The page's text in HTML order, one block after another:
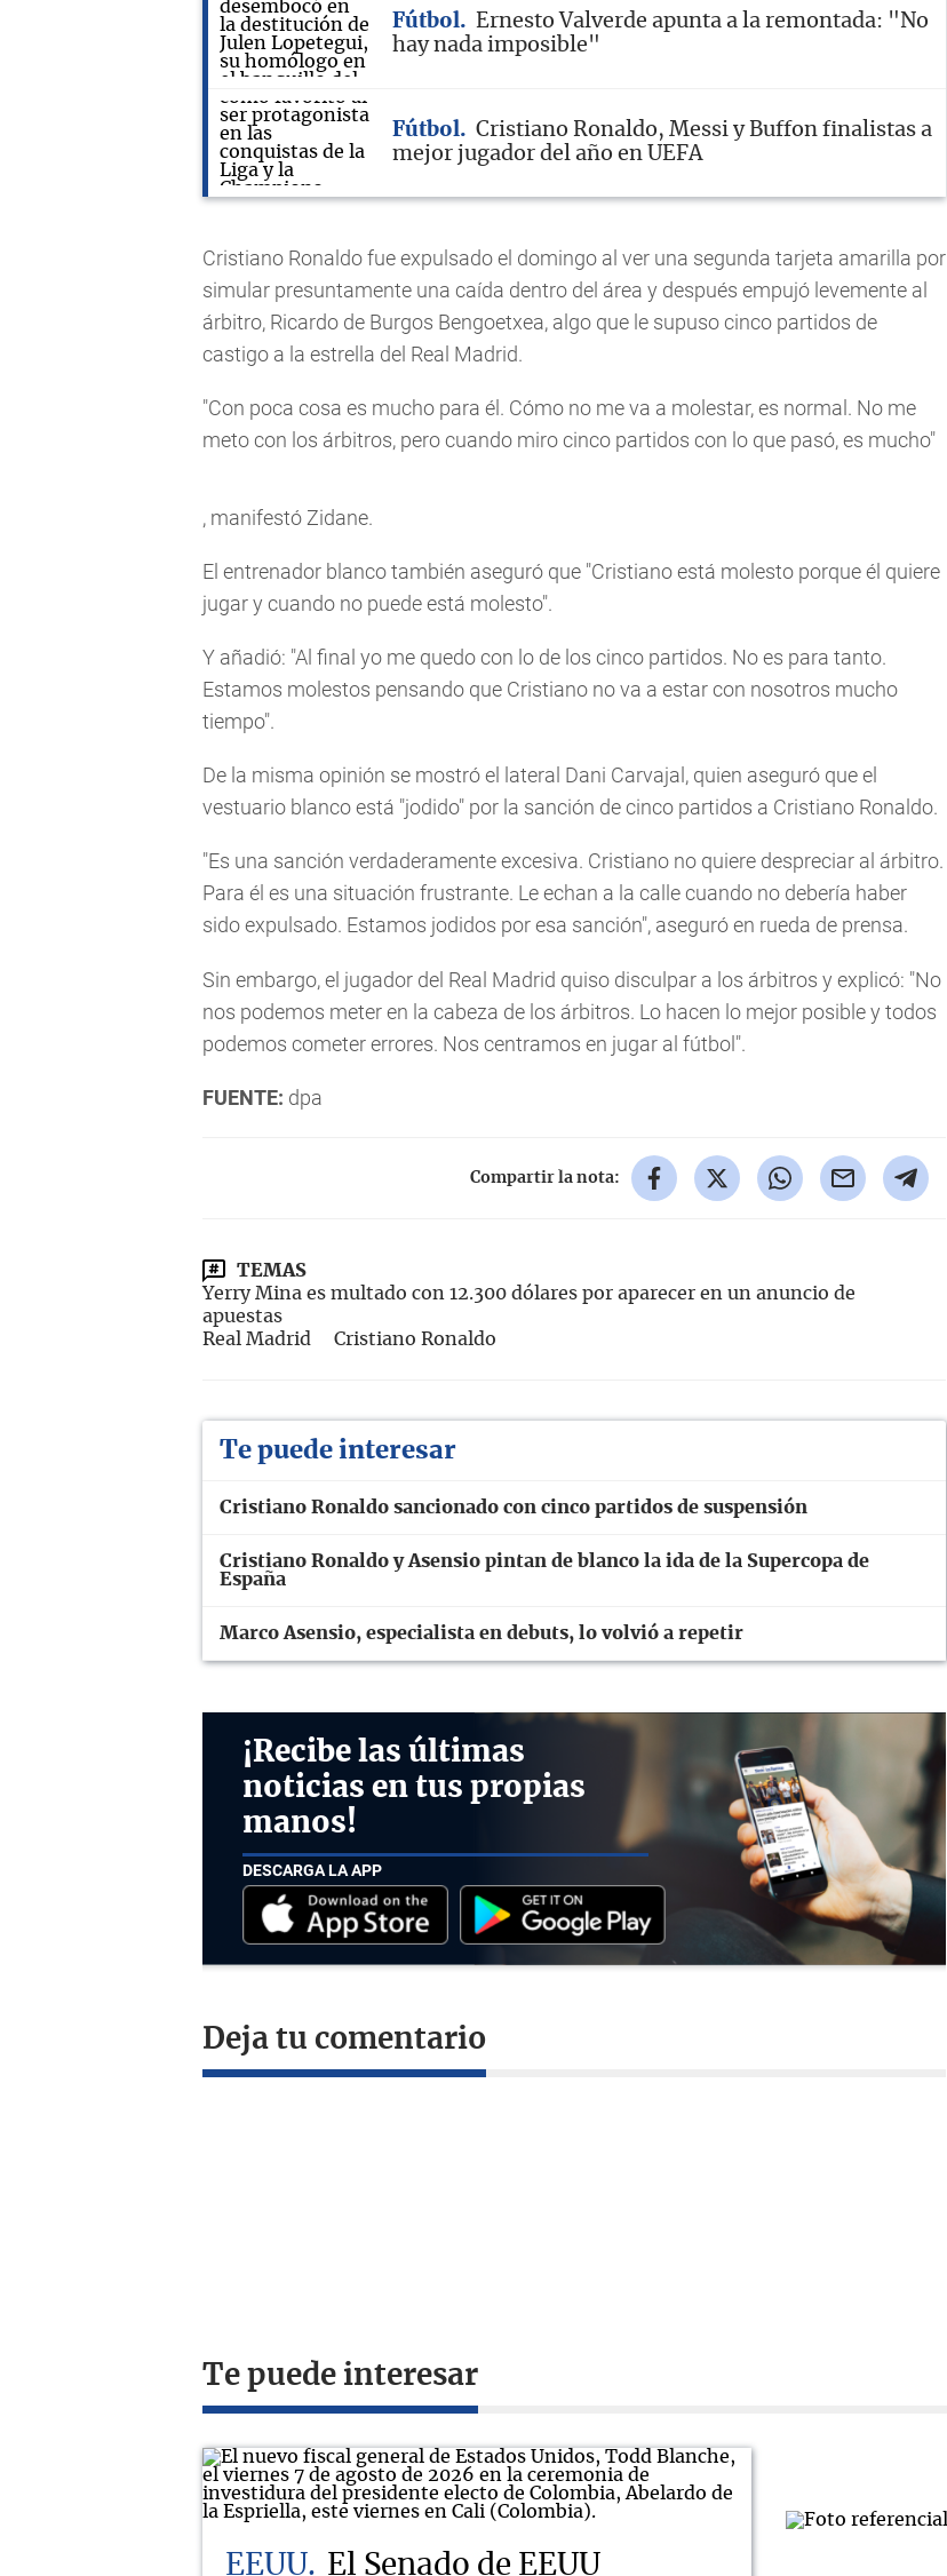
Fútbol
Ernesto Valverde apunta a la remontada: "No
hay nada imposible"
Fútbol
Cristiano Ronaldo, Messi y Buffon finalistas a
mejor jugador del año en UEFA
Cristiano Ronaldo fue expulsado el domingo al ver una segunda tarjeta amarilla por
simular presuntamente una caída dentro del área y después empujó levemente al
árbitro, Ricardo de Burgos Bengoetxea, algo que le supuso cinco partidos de
castigo a la estrella del Real Madrid.
"Con poca cosa es mucho para él. Cómo no me va a molestar, es normal. No me
meto con los árbitros, pero cuando miro cinco partidos con lo que pasó, es mucho"
, manifestó Zidane.
El entrenador blanco también aseguró que "Cristiano está molesto porque él quiere
jugar y cuando no puede está molesto".
Y añadió: "Al final yo me quedo con lo de los cinco partidos. No es para tanto.
Estamos molestos pensando que Cristiano no va a estar con nosotros mucho
tiempo".
De la misma opinión se mostró el lateral Dani Carvajal, quien aseguró que el
vestuario blanco está "jodido" por la sanción de cinco partidos a Cristiano Ronaldo.
"Es una sanción verdaderamente excesiva. Cristiano no quiere despreciar al árbitro.
Para él es una situación frustrante. Le echan a la calle cuando no debería haber
sido expulsado. Estamos jodidos por esa sanción", aseguró en rueda de prensa.
Sin embargo, el jugador del Real Madrid quiso disculpar a los árbitros y explicó: "No
nos podemos meter en la cabeza de los árbitros. Lo hacen lo mejor posible y todos
podemos cometer errores. Nos centramos en jugar al fútbol".
FUENTE: dpa
Compartir la nota:
TEMAS
Yerry Mina es multado con 12.300 dólares por aparecer en un anuncio de
apuestas
Real Madrid
Cristiano Ronaldo
Te puede interesar
Cristiano Ronaldo sancionado con cinco partidos de suspensión
Cristiano Ronaldo y Asensio pintan de blanco la ida de la Supercopa de
España
Marco Asensio, especialista en debuts, lo volvió a repetir
¡Recibe las últimas
noticias en tus propias
manos!
DESCARGA LA APP
Deja tu comentario
Te puede interesar
EEUU El Senado de EEUU